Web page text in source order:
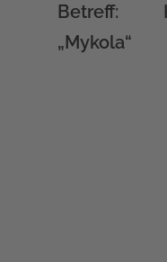
Betreff:
„Mykola“